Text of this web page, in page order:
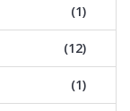
(1)
(12)
(1)